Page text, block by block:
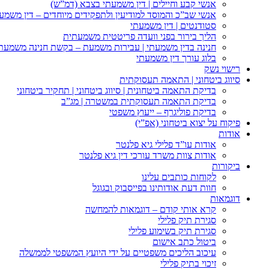
אנשי קבע וחיילים | דין משמעתי בצבא (דמ”ש)
אנשי שב”כ והמוסד למודיעין ולתפקידים מיוחדים – דין
סטודנטים | דין משמעתי
הליך בירור בפני וועדה פריטטית משמעתית
חנינה בדין משמעתי | עבירות משמעת – בקשת חנינה
בלוג עורך דין משמעתי
רישוי נשק
סיווג ביטחוני | התאמה תעסוקתית
בדיקת התאמה ביטחונית | סיווג ביטחוני | תחקיר ביטחוני
בדיקת התאמה תעסוקתית במשטרה | מג”ב
בדיקת פוליגרף – ייעוץ משפטי
פיקוח על יצוא ביטחוני (אפ”י)
אודות
אודות עו”ד פלילי גיא פלנטר
אודות צוות משרד עורכי דין גיא פלנטר
ביקורות
לקוחות כותבים עלינו
חוות דעת אודותינו בפייסבוק ובגוגל
דוגמאות
קרא אותי קודם – דוגמאות להמחשה
סגירת תיק פלילי
סגירת תיק בשימוע פלילי
ביטול כתב אישום
עיכוב הליכים משפטיים על ידי היועץ המשפטי לממשלה
זיכוי בתיק פלילי